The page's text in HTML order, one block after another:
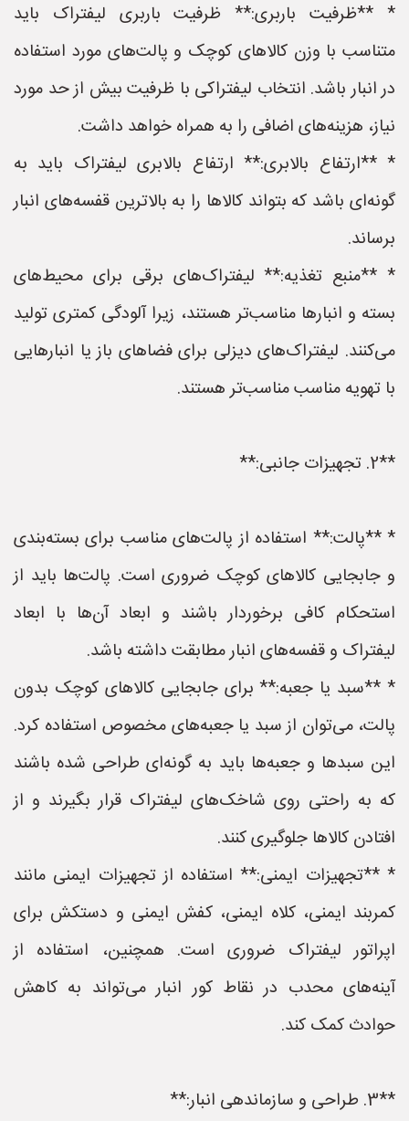
* **ظرفیت باربری:** ظرفیت باربری لیفتراک باید
متناسب با وزن کالاهای کوچک و پالت‌های مورد استفاده
در انبار باشد. انتخاب لیفتراکی با ظرفیت بیش از حد مورد
نیاز، هزینه‌های اضافی را به همراه خواهد داشت.
* **ارتفاع بالابری:** ارتفاع بالابری لیفتراک باید به
گونه‌ای باشد که بتواند کالاها را به بالاترین قفسه‌های انبار
برساند.
* **منبع تغذیه:** لیفتراک‌های برقی برای محیط‌های
بسته و انبارها مناسب‌تر هستند، زیرا آلودگی کمتری تولید
می‌کنند. لیفتراک‌های دیزلی برای فضاهای باز یا انبارهایی
با تهویه مناسب مناسب‌تر هستند.
**2. تجهیزات جانبی:**
* **پالت:** استفاده از پالت‌های مناسب برای بسته‌بندی
و جابجایی کالاهای کوچک ضروری است. پالت‌ها باید از
استحکام کافی برخوردار باشند و ابعاد آن‌ها با ابعاد
لیفتراک و قفسه‌های انبار مطابقت داشته باشد.
* **سبد یا جعبه:** برای جابجایی کالاهای کوچک بدون
پالت، می‌توان از سبد یا جعبه‌های مخصوص استفاده کرد.
این سبدها و جعبه‌ها باید به گونه‌ای طراحی شده باشند
که به راحتی روی شاخک‌های لیفتراک قرار بگیرند و از
افتادن کالاها جلوگیری کنند.
* **تجهیزات ایمنی:** استفاده از تجهیزات ایمنی مانند
کمربند ایمنی، کلاه ایمنی، کفش ایمنی و دستکش برای
اپراتور لیفتراک ضروری است. همچنین، استفاده از
آینه‌های محدب در نقاط کور انبار می‌تواند به کاهش
حوادث کمک کند.
**3. طراحی و سازماندهی انبار:**